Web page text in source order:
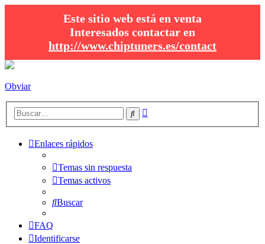
Este sitio web está en venta
Interesados contactar en
http://www.chiptuners.es/contact
Obviar
Buscar
Enlaces rápidos
Temas sin respuesta
Temas activos
Buscar
FAQ
Identificarse